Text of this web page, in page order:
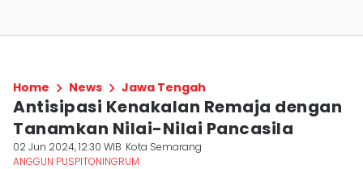
Home News Jawa Tengah
Antisipasi Kenakalan Remaja dengan
Tanamkan Nilai-Nilai Pancasila
02 Jun 2024, 12:30 WIB Kota Semarang
ANGGUN PUSPITONINGRUM